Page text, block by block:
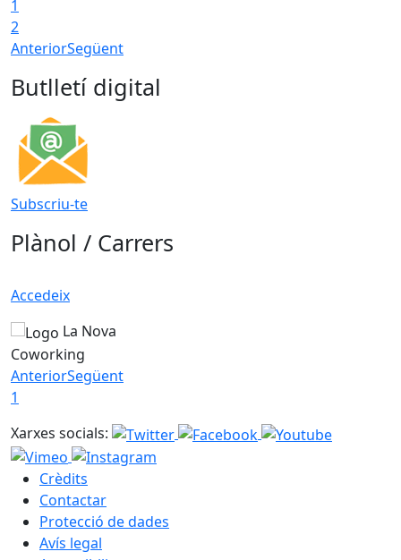
1
2
AnteriorSegüent
Butlletí digital
Subscriu-te
Plànol / Carrers
Accedeix
La Nova
Coworking
AnteriorSegüent
1
Xarxes socials:
Crèdits
Contactar
Protecció de dades
Avís legal